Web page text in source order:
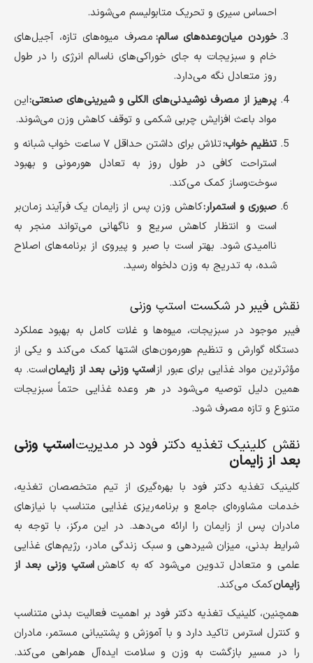
احساس سیری و تحریک متابولیسم می‌شوند.
خوردن میان‌وعده‌های سالم: مصرف میوه‌های تازه، آجیل‌های
خام و سبزیجات به جای خوراکی‌های ناسالم انرژی را در طول
روز متعادل نگه می‌دارد.
پرهیز از مصرف نوشیدنی‌های الکلی و شیرینی‌های صنعتی:این
مواد باعث افزایش چربی شکمی و توقف کاهش وزن می‌شوند.
تنظیم خواب:
تلاش برای داشتن حداقل ۷ ساعت خواب شبانه و
استراحت کافی در طول روز به تعادل هورمونی و بهبود
سوخت‌وساز کمک می‌کند.
صبوری و استمرار:کاهش وزن پس از زایمان یک فرآیند زمان‌بر
است و انتظار کاهش سریع و ناگهانی می‌تواند منجر به
ناامیدی شود. بهتر است با صبر و پیروی از برنامه‌های اصلاح
شده، به تدریج به وزن دلخواه رسید.
نقش فیبر در شکست استپ وزنی
فیبر موجود در سبزیجات، میوه‌ها و غلات کامل به بهبود عملکرد
دستگاه گوارش و تنظیم هورمون‌های اشتها کمک می‌کند و یکی از
مؤثرترین مواد غذایی برای عبور ازاستپ وزنی بعد از زایماناست. به
همین دلیل توصیه می‌شود در هر وعده غذایی حتماً سبزیجات
متنوع و تازه مصرف شود.
نقش کلینیک تغذیه دکتر فود در مدیریتاستپ وزنی
بعد از زایمان
کلینیک تغذیه دکتر فود با بهره‌گیری از تیم متخصصان تغذیه،
خدمات مشاوره‌ای جامع و برنامه‌ریزی غذایی متناسب با نیازهای
مادران پس از زایمان را ارائه می‌دهد. در این مرکز، با توجه به
شرایط بدنی، میزان شیردهی و سبک زندگی مادر، رژیم‌های غذایی
علمی و متعادل تدوین می‌شود که به کاهشاستپ وزنی بعد از
زایمانکمک می‌کند.
همچنین، کلینیک تغذیه دکتر فود بر اهمیت فعالیت بدنی متناسب
و کنترل استرس تاکید دارد و با آموزش و پشتیبانی مستمر، مادران
را در مسیر بازگشت به وزن و سلامت ایده‌آل همراهی می‌کند.